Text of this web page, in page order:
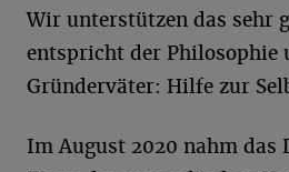
Wir unterstützen das sehr
entspricht der Philosophie
Gründerväter: Hilfe zur
Im August 2020 nahm das